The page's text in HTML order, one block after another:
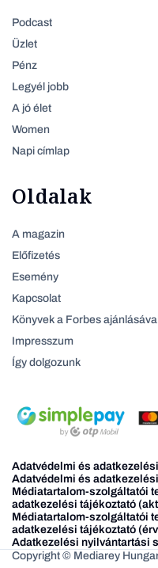
Podcast
Üzlet
Pénz
Legyél jobb
A jó élet
Women
Napi címlap
Oldalak
A magazin
Előfizetés
Esemény
Kapcsolat
Könyvek a Forbes ajánlásával
Impresszum
Így dolgozunk
Adatvédelmi és
Adatvédelmi és
Médiatartalom-szolgáltatói
adatkezelési tájékoztató
Médiatartalom-szolgáltatói
adatkezelési tájékoztató
Adatkezelési nyilvántartási
Copyright © Mediarey